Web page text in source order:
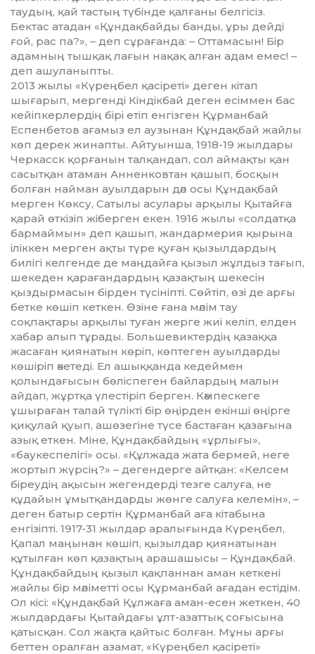
таудың, қай тастың түбінде қалғаны белгісіз.
Бектас атадан «Құндақбайды бан­ды, ұры дейді
ғой, рас па?», – деп сұрағанда: – Оттамасын! Бір
адам­ның тышқақ лағын нақақ алған адам емес! –
деп ашуланып­ты.
2013 жылы «Күреңбел қасіреті» деген кітап
шығарып, мергенді Кіндікбай деген есіммен бас
кейіп­керлердің бірі етіп енгізген Құрман­бай
Еспенбетов ағамыз ел аузынан Құндақбай жайлы
көп дерек жинапты. Айтуынша, 1918-19 жыл­дары
Черкасск қорғанын талқан­дап, сол аймақты қан
са­сыт­қан атаман Анненковтан қашып, бос­қын
болған найман ауылдарын дәл осы Құндақбай
мерген Көксу, Сатылы асулары арқылы Қытайға
қарай өткізіп жіберген екен. 1916 жылы «солдатқа
бармаймын» деп қашып, жандармерия қырына
іліккен мерген ақты түре қуған қызылдардың
билігі келгенде де маңдайға қызыл жұлдыз тағып,
шекеден қарағандардың қазақтың шекесін
қыздырмасын бірден түсініпті. Сөйтіп, өзі де арғы
бетке көшіп кеткен. Өзіне ғана мәлім тау
соқпақтары арқылы туған жерге жиі келіп, елден
хабар алып тұрады. Большевиктердің қазаққа
жасаған қиянатын көріп, көптеген ауыл­дар­ды
көшіріп әкетеді. Ел ашық­қанда кедеймен
қолындағысын бөліспеген байлардың малын
айдап, жұртқа үлестіріп берген. Кәм­пескеге
ұшыраған талай түлікті бір өңірден екінші өңірге
қиқулай қуып, ашөзегіне түсе бастаған қаза­ғына
азық еткен. Міне, Құндақ­байдың «ұрлығы»,
«баукеспелігі» осы. «Құлжада жата бермей, неге
жортып жүрсің?» – дегендерге айтқан: «Келсем
біреудің ақысын жегендерді тезге салуға, не
құдайын ұмытқандарды жөнге салуға ке­лемін», –
деген батыр сертін Құр­­манбай аға кітабына
енгізіпті. 1917-31 жылдар аралығында Күрең­­бел,
Қапал маңынан көшіп, қызылдар қиянатынан
құтылған көп қазақтың арашашысы – Құндақбай.
Құндақбайдың қызыл қақпаннан аман кеткені
жайлы бір мәліметті осы Құрманбай ағадан естідім.
Ол кісі: «Құндақбай Құл­жаға аман-есен жеткен, 40
жыл­дардағы Қытайдағы ұлт-азаттық соғысына
қатысқан. Сол жақта қайтыс болған. Мұны арғы
беттен оралған азамат, «Күреңбел қасіреті»